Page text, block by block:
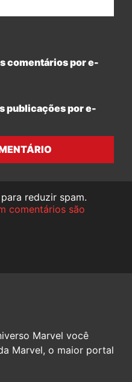
comentários por e-
publicações por e-
reduzir spam.
comentários são
Marvel você
Marvel, o maior portal